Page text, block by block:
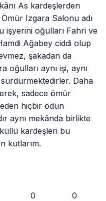
As kardeşlerden
Izgara Salonu adı
işyerini oğulları Fahri ve
Ağabey ciddi olup
şakadan da
oğulları aynı işi, aynı
sürdürmektedirler. Daha
sadece ömür
hiçbir ödün
aynı mekânda birlikte
kardeşleri bu
kutlarım.
0 0